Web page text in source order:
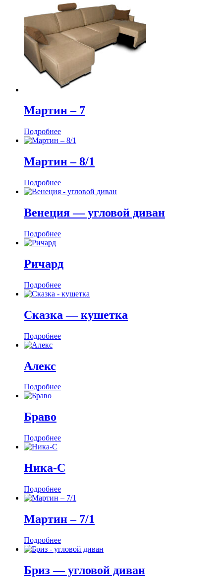
Мартин ‒ 7
Подробнее
Мартин ‒ 8/1
Подробнее
Венеция — угловой диван
Подробнее
Ричард
Подробнее
Сказка — кушетка
Подробнее
Алекс
Подробнее
Браво
Подробнее
Ника-С
Подробнее
Мартин ‒ 7/1
Подробнее
Бриз — угловой диван